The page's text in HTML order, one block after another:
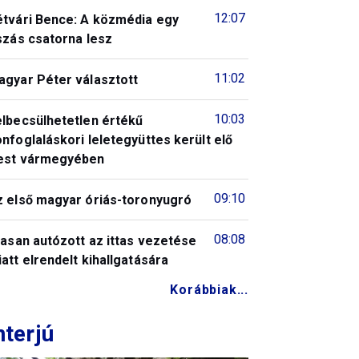
12:07
Bence: A közmédia egy
csatorna lesz
11:02
Péter választott
10:03
értékű
leletegyüttes került elő
vármegyében
09:10
első magyar óriás-toronyugró
08:08
autózott az ittas vezetése
elrendelt kihallgatására
Korábbiak...